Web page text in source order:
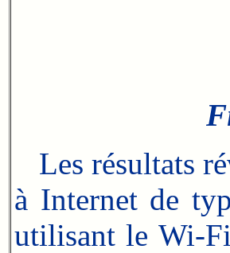
Les résultats
à Internet de
utilisant le Wi-